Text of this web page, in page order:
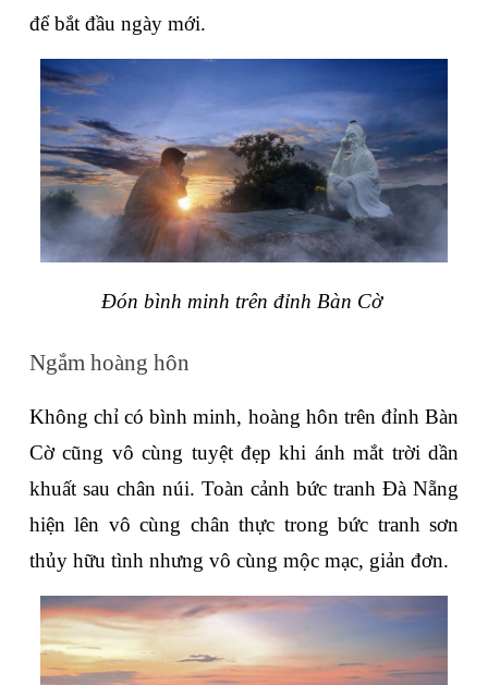
để bắt đầu ngày mới.
Đón bình minh trên đỉnh Bàn Cờ
Ngắm hoàng hôn
Không chỉ có bình minh, hoàng hôn trên đỉnh Bàn
Cờ cũng vô cùng tuyệt đẹp khi ánh mắt trời dần
khuất sau chân núi. Toàn cảnh bức tranh Đà Nẵng
hiện lên vô cùng chân thực trong bức tranh sơn
thủy hữu tình nhưng vô cùng mộc mạc, giản đơn.